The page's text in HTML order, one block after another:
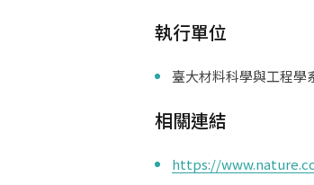
執行單位
臺大材料科學與工程學
相關連結
https://